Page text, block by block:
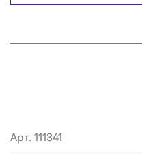
Арт. 111341